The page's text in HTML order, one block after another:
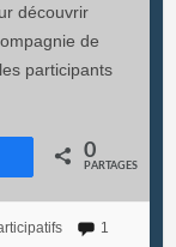
découvrir
de
participants
0
PARTAGES
1